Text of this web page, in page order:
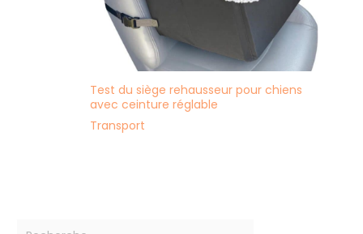
Test du siège rehausseur pour chiens
avec ceinture réglable
Transport